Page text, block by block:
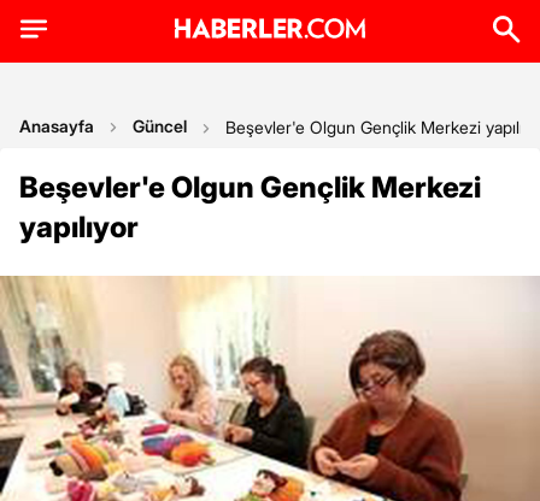
Anasayfa Güncel Beşevler'e Olgun Gençlik Merkezi
Beşevler'e Olgun Gençlik Merkezi
yapılıyor